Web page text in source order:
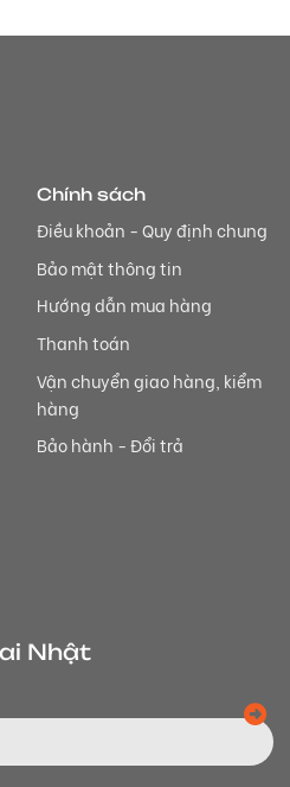
Chính sách
Điều khoản - Quy định chung
Bảo mật thông tin
Hướng dẫn mua hàng
Thanh toán
Vận chuyển giao hàng, kiểm
hàng
Bảo hành - Đổi trả
Nhật